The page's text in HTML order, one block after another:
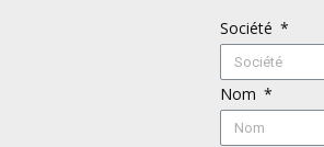
Société
Nom